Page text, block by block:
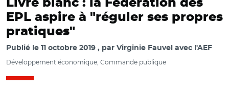
Livre blanc : la Fédération des
EPL aspire à "réguler ses propres
pratiques"
Publié le 11 octobre 2019 par Virginie Fauvel avec l'AEF
Développement économique, Commande publique